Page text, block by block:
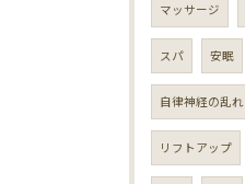
マッサージ
スパ 安眠
自律神経の乱れ
リフトアップ